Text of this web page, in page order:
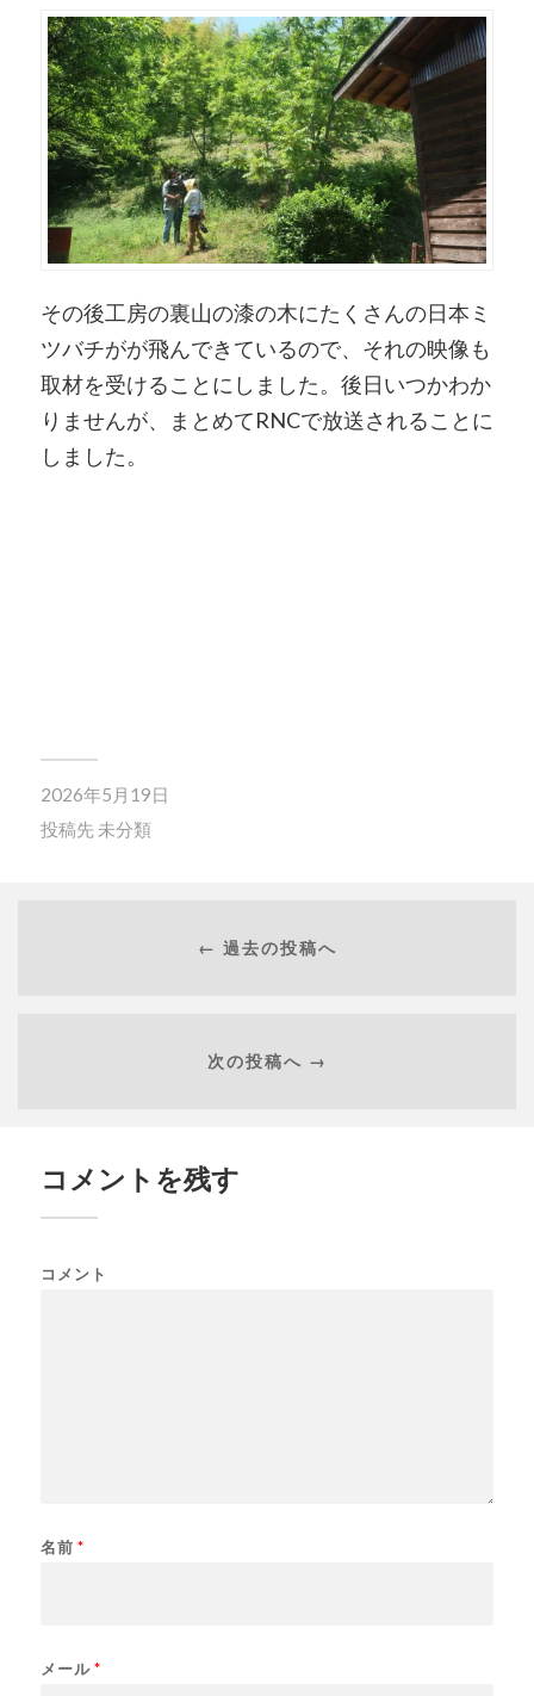
その後工房の裏山の漆の木にたくさんの日本ミ
ツバチがが飛んできているので、それの映像も
取材を受けることにしました。後日いつかわか
りませんが、まとめてRNCで放送されることに
しました。
2026年5月19日
投稿先 未分類
← 過去の投稿へ
次の投稿へ →
コメントを残す
コメント
名前 *
メール *